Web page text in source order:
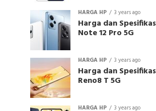
HARGA HP 3 years ago
Harga dan
Note 12 Pro 5G
HARGA HP 3 years ago
Harga dan
Reno8 T 5G
HARGA HP 3 years ago